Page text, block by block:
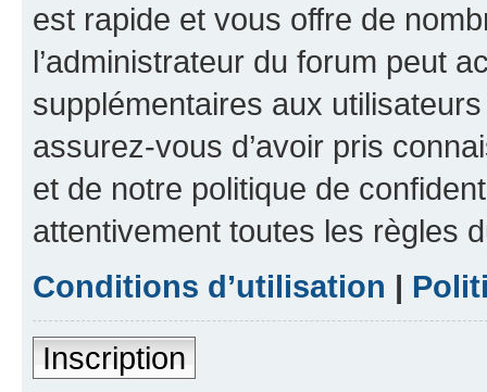
est rapide et vous offre de
l’administrateur du forum peut
supplémentaires aux
assurez-vous d’avoir pris
et de notre politique de
attentivement toutes les règles
Conditions d’utilisation |
Inscription